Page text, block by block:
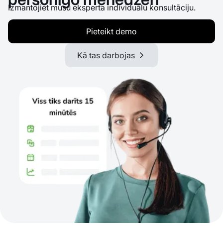
Izmantojiet mūsu eksperta individuālu konsultāciju.
Pieteikt demo
Kā tas darbojas